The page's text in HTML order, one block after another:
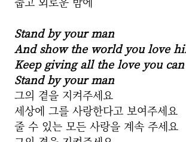
Stand by your man
And show the world you love
Keep giving all the love you can
Stand by your man
그의 곁을 지켜주세요
세상에 그를 사랑한다고 보여주세요
줄 수 있는 모든 사랑을 계속 주세요